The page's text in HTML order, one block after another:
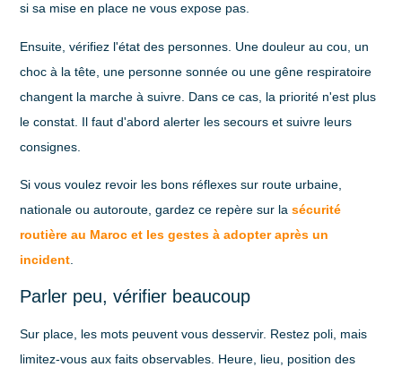
si sa mise en place ne vous expose pas.
Ensuite, vérifiez l'état des personnes. Une douleur au cou, un
choc à la tête, une personne sonnée ou une gêne respiratoire
changent la marche à suivre. Dans ce cas, la priorité n'est plus
le constat. Il faut d'abord alerter les secours et suivre leurs
consignes.
Si vous voulez revoir les bons réflexes sur route urbaine,
nationale ou autoroute, gardez ce repère sur lasécurité
routière au Maroc et les gestes à adopter après un
incident.
Parler peu, vérifier beaucoup
Sur place, les mots peuvent vous desservir. Restez poli, mais
limitez-vous aux faits observables. Heure, lieu, position des